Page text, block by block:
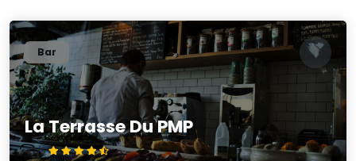
La Terrasse Du PMP
4.7/5
Bar